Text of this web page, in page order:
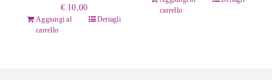
€10,00
Aggiungi al
carrello
Dettagli
carrello